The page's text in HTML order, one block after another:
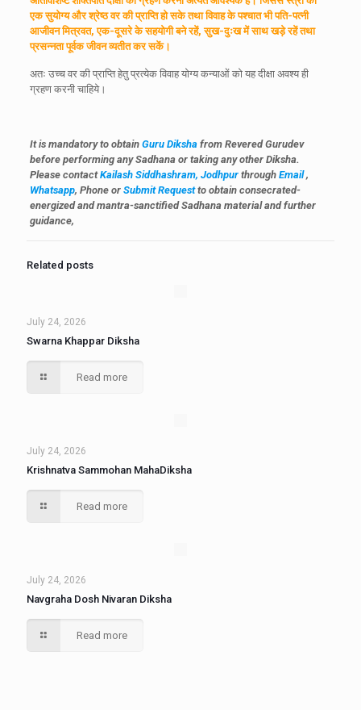
एक सुयोग्य और श्रेष्ठ वर की प्राप्ति हो सके तथा विवाह के पश्चात भी पति-पत्नी
आजीवन मित्रवत, एक-दूसरे के सहयोगी बने रहें, सुख-दुःख में साथ खड़े रहें तथा
प्रसन्नता पूर्वक जीवन व्यतीत कर सकें।
अतः उच्च वर की प्राप्ति हेतु प्रत्येक विवाह योग्य कन्याओं को यह दीक्षा अवश्य ही
ग्रहण करनी चाहिये।
It is mandatory to obtain Guru Diksha from Revered Gurudev
before performing any Sadhana or taking any other Diksha.
Please contactKailash Siddhashram, Jodhpurthrough Email,
Whatsapp, Phoneor Submit Requestto obtain consecrated-
energized and mantra-sanctified Sadhana material and further
guidance,
Related posts
July 24, 2026
Swarna Khappar Diksha
Read more
July 24, 2026
Krishnatva Sammohan MahaDiksha
Read more
July 24, 2026
Navgraha Dosh Nivaran Diksha
Read more